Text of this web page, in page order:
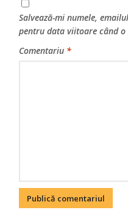
Salvează-mi numele,
pentru data viitoare când o
Comentariu *